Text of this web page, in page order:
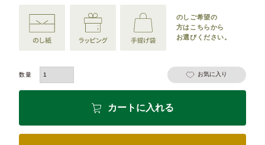
のしご希望の
方はこちらから
お選びください。
お気に入り
カートに入れる